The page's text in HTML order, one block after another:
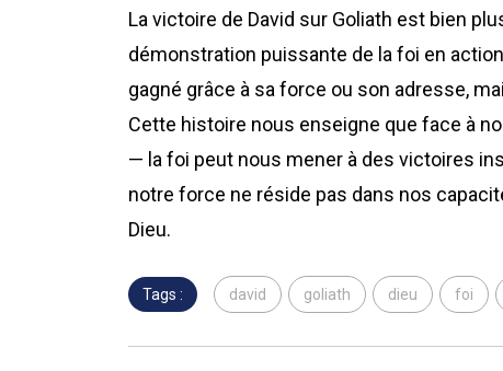
La victoire de David sur Goliath est bien
démonstration puissante de la foi en
gagné grâce à sa force ou son adresse,
Cette histoire nous enseigne que face à
— la foi peut nous mener à des victoires
notre force ne réside pas dans nos
Dieu.
Tags : david goliath dieu foi